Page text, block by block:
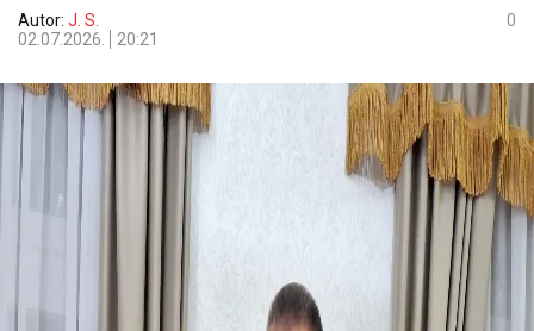
Autor: J. S.
02.07.2026.
20:21
0